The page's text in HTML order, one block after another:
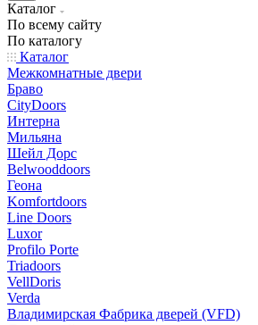
Каталог
По всему сайту
По каталогу
Каталог
Межкомнатные двери
Браво
CityDoors
Интерна
Мильяна
Шейл Дорс
Belwooddoors
Геона
Komfortdoors
Line Doors
Luxor
Profilo Porte
Triadoors
VellDoris
Verda
Владимирская Фабрика дверей (VFD)